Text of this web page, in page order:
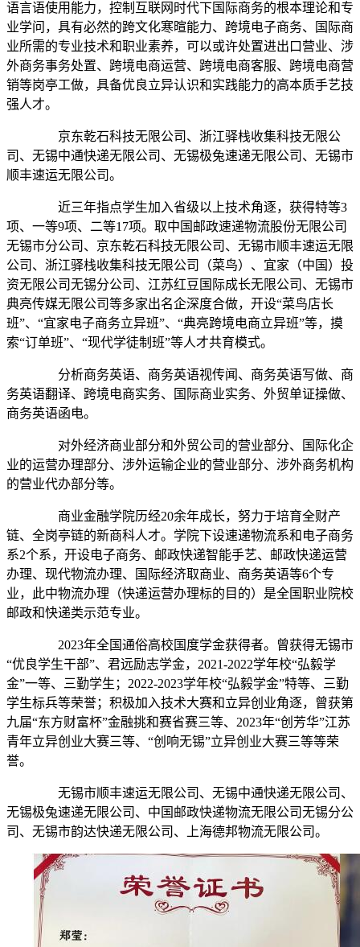
语言语使用能力，控制互联网时代下国际商务的根本理论和专
业学问，具有必然的跨文化寒暄能力、跨境电子商务、国际商
业所需的专业技术和职业素养，可以或许处置进出口营业、涉
外商务事务处置、跨境电商运营、跨境电商客服、跨境电商营
销等岗亭工做，具备优良立异认识和实践能力的高本质手艺技
强人才。
京东乾石科技无限公司、浙江驿栈收集科技无限公
司、无锡中通快递无限公司、无锡极兔速递无限公司、无锡市
顺丰速运无限公司。
近三年指点学生加入省级以上技术角逐，获得特等3
项、一等9项、二等17项。取中国邮政速递物流股份无限公司
无锡市分公司、京东乾石科技无限公司、无锡市顺丰速运无限
公司、浙江驿栈收集科技无限公司（菜鸟）、宜家（中国）投
资无限公司无锡分公司、江苏红豆国际成长无限公司、无锡市
典亮传媒无限公司等多家出名企深度合做，开设“菜鸟店长
班”、“宜家电子商务立异班”、“典亮跨境电商立异班”等，摸
索“订单班”、“现代学徒制班”等人才共育模式。
分析商务英语、商务英语视传闻、商务英语写做、商
务英语翻译、跨境电商实务、国际商业实务、外贸单证操做、
商务英语函电。
对外经济商业部分和外贸公司的营业部分、国际化企
业的运营办理部分、涉外运输企业的营业部分、涉外商务机构
的营业代办部分等。
商业金融学院历经20余年成长，努力于培育全财产
链、全岗亭链的新商科人才。学院下设速递物流系和电子商务
系2个系，开设电子商务、邮政快递智能手艺、邮政快递运营
办理、现代物流办理、国际经济取商业、商务英语等6个专
业，此中物流办理（快递运营办理标的目的）是全国职业院校
邮政和快递类示范专业。
2023年全国通俗高校国度学金获得者。曾获得无锡市
“优良学生干部”、君远励志学金，2021-2022学年校“弘毅学
金”一等、三勤学生；2022-2023学年校“弘毅学金”特等、三勤
学生标兵等荣誉；积极加入技术大赛和立异创业角逐，曾获第
九届“东方财富杯”金融挑和赛省赛三等、2023年“创芳华”江苏
青年立异创业大赛三等、“创响无锡”立异创业大赛三等等荣
誉。
无锡市顺丰速运无限公司、无锡中通快递无限公司、
无锡极兔速递无限公司、中国邮政快递物流无限公司无锡分公
司、无锡市韵达快递无限公司、上海德邦物流无限公司。